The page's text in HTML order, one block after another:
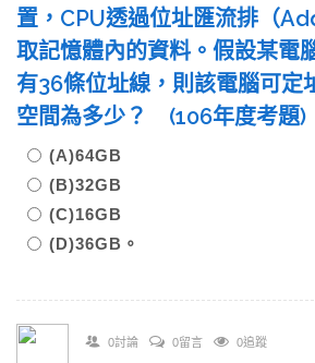
置，CPU透過位址匯流排（
取記憶體內的資料。假設某電
有36條位址線，則該電腦可定
空間為多少？ (106年度考題)
(A)64GB
(B)32GB
(C)16GB
(D)36GB。
0討論 0留言 0追蹤